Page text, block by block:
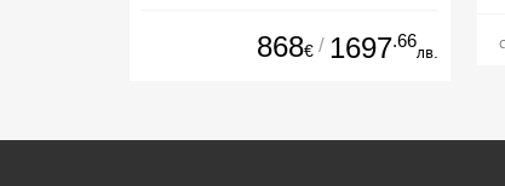
Дата: 02.06 - 30.09 + полупансион
868€ / 1697.66
лв.